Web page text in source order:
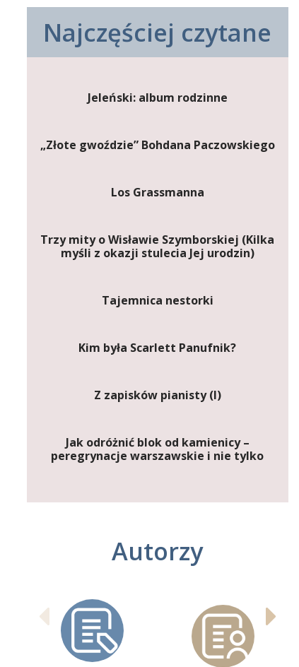
Najczęściej czytane
Jeleński: album rodzinne
„Złote gwoździe” Bohdana Paczowskiego
Los Grassmanna
Trzy mity o Wisławie Szymborskiej (Kilka
myśli z okazji stulecia Jej urodzin)
Tajemnica nestorki
Kim była Scarlett Panufnik?
Z zapisków pianisty (I)
Jak odróżnić blok od kamienicy –
peregrynacje warszawskie i nie tylko
Autorzy